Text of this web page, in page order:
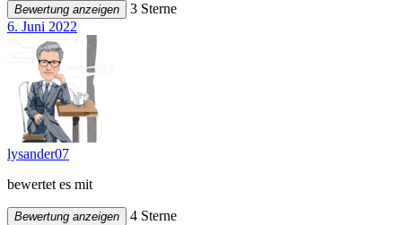
Bewertung anzeigen
3 Sterne
6. Juni 2022
lysander07
bewertet es mit
Bewertung anzeigen
4 Sterne